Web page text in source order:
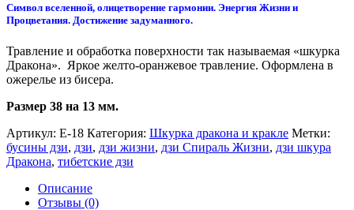
Символ вселенной, олицетворение гармонии. Энергия Жизни и
Процветания. Достижение задуманного.
Травление и обработка поверхности так называемая «шкурка
Дракона». Яркое желто-оранжевое травление. Оформлена в
ожерелье из бисера.
Размер 38 на 13 мм.
Артикул: Е-18 Категория: Шкурка дракона и кракле Метки:
бусины дзи, дзи, дзи жизни, дзи Спираль Жизни, дзи шкура
Дракона, тибетские дзи
Описание
Отзывы (0)